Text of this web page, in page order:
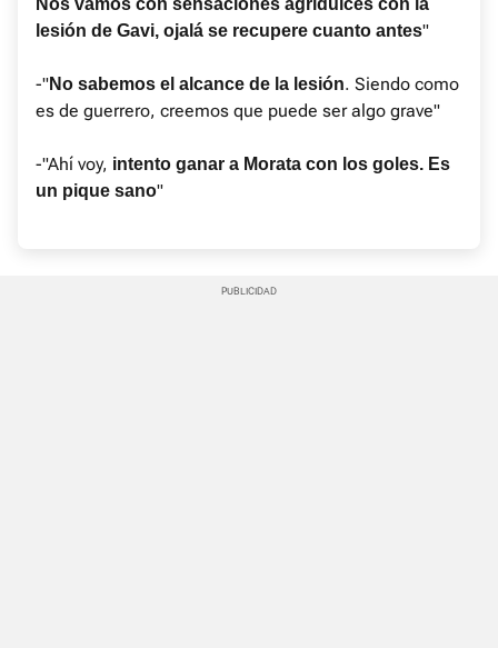
Nos vamos con sensaciones agridulces con la
lesión de Gavi, ojalá se recupere cuanto antes"
-"No sabemos el alcance de la lesión. Siendo como
es de guerrero, creemos que puede ser algo grave"
-"Ahí voy, intento ganar a Morata con los goles. Es
un pique sano"